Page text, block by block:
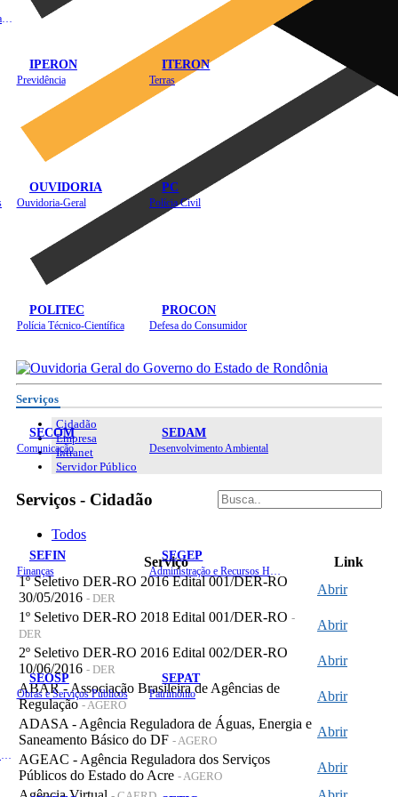
IPERON
Previdência
ITERON
Terras
OUVIDORIA
Ouvidoria-Geral
PC
Polícia Civil
POLITEC
Polícia Técnico-Científica
PROCON
Defesa do Consumidor
SECOM
Comunicação
SEDAM
Desenvolvimento Ambiental
SEFIN
Finanças
SEGEP
SEOSP
Obras e Serviços Públicos
SEPAT
Patrimônio
Serviços
Cidadão
Empresa
Intranet
Servidor Público
Serviços - Cidadão
Todos
Serviço
Link
1º Seletivo DER-RO 2016 Edital 001/DER-RO
30/05/2016 - DER
Abrir
1º Seletivo DER-RO 2018 Edital 001/DER-RO -
DER
Abrir
2º Seletivo DER-RO 2016 Edital 002/DER-RO
10/06/2016 - DER
Abrir
ABAR - Associação Brasileira de Agências de
Regulação- AGERO
Abrir
ADASA - Agência Reguladora de Águas, Energia e
Saneamento Básico do DF - AGERO
Abrir
AGEAC - Agência Reguladora dos Serviços
Públicos do Estado do Acre - AGERO
Abrir